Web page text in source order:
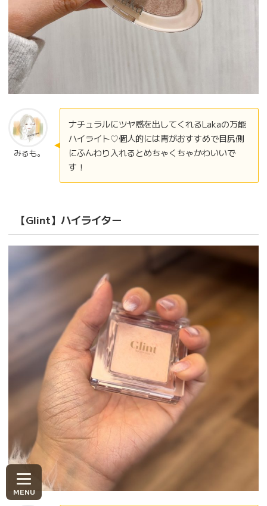
みるも。
ナチュラルにツヤ感を出してくれるLakaの万能
ハイライト♡個人的には青がおすすめで目尻側
にふんわり入れるとめちゃくちゃかわいいで
す！
【Glint】 ハイライター